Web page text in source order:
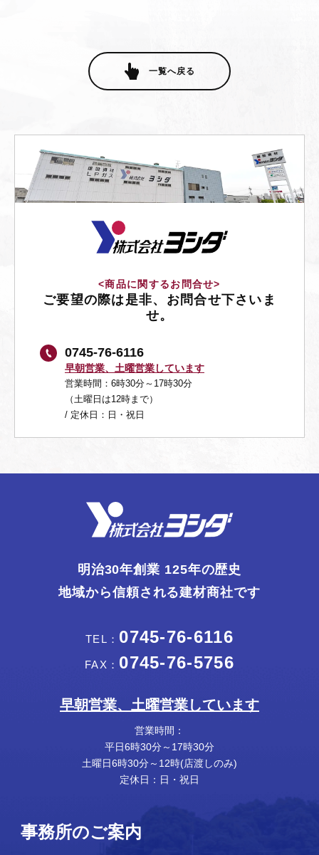
一覧へ戻る
<商品に関するお問合せ>
ご要望の際は是非、お問合せ下さいま
せ。
0745-76-6116
早朝営業、土曜営業しています
営業時間：6時30分～17時30分
（土曜日は12時まで）
/ 定休日：日・祝日
明治30年創業 125年の歴史
地域から信頼される建材商社です
TEL： 0745-76-6116
FAX： 0745-76-5756
早朝営業、土曜営業しています
営業時間：
平日6時30分～17時30分
土曜日6時30分～12時(店渡しのみ)
定休日：日・祝日
事務所のご案内